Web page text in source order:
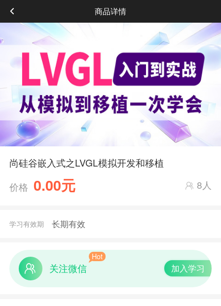
商品详情
尚硅谷嵌入式之LVGL模拟开发和移植
价格 0.00元 8人
学习有效期 长期有效
关注微信
Hot
加入学习